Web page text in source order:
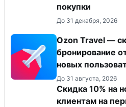
покупки
До 31 декабря, 2026
Ozon Travel —
бронирование
новых
До 31 августа, 2026
Скидка 10% на
клиентам на